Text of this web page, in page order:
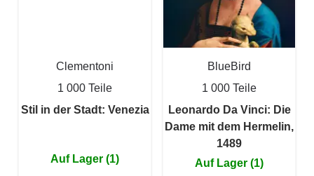
Clementoni
1 000 Teile
Stil in der Stadt: Venezia
Auf Lager (1)
BlueBird
1 000 Teile
Leonardo Da Vinci: Die
Dame mit dem Hermelin,
1489
Auf Lager (1)